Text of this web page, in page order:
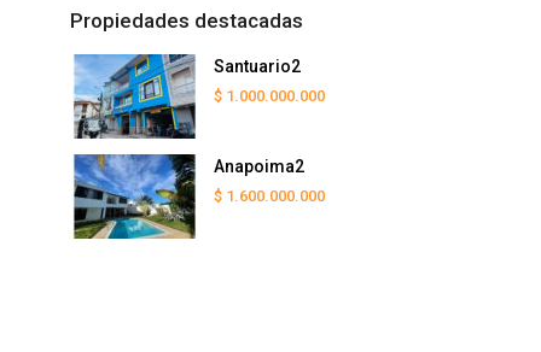
Propiedades destacadas
Santuario2
$ 1.000.000.000
Anapoima2
$ 1.600.000.000